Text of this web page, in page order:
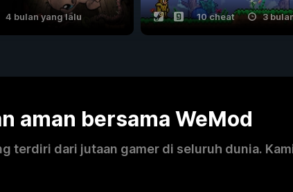
4 bulan yang lalu 10 cheat 3
aman bersama WeMod
terdiri dari jutaan gamer di seluruh dunia.